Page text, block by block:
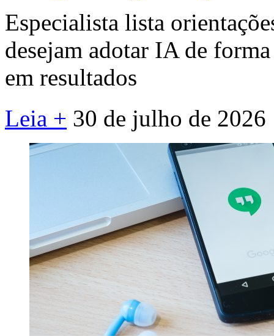
Especialista lista
desejam adotar IA de
em resultados
Leia + 30 de julho de 2026